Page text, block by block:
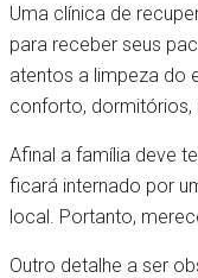
Uma clínica de
para receber seus
atentos a limpeza do
conforto, dormitórios,
Afinal a família deve
ficará internado por
local. Portanto,
Outro detalhe a ser